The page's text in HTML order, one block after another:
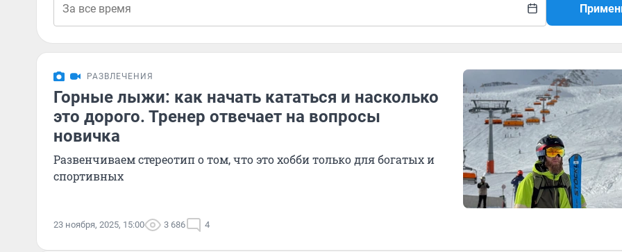
РАЗВЛЕЧЕНИЯ
Горные лыжи: как начать кататься и насколько
это дорого. Тренер отвечает на вопросы
новичка
Развенчиваем стереотип о том, что это хобби только для богатых и
спортивных
23 ноября, 2025, 15:00 3 686 4